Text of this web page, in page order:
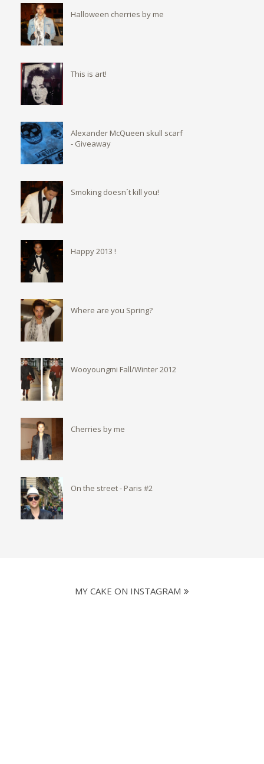
Halloween cherries by me
This is art!
Alexander McQueen skull scarf
- Giveaway
Smoking doesn´t kill you!
Happy 2013 !
Where are you Spring?
Wooyoungmi Fall/Winter 2012
Cherries by me
On the street - Paris #2
MY CAKE ON INSTAGRAM